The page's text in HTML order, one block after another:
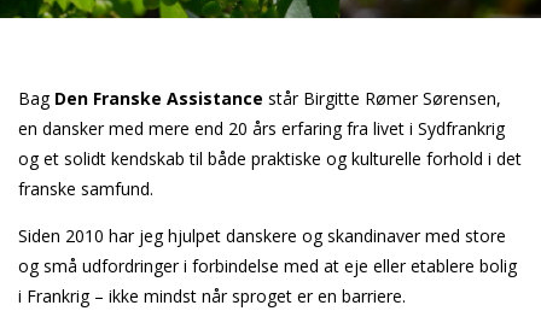
PRAKTISK ASSISTANCE
OVERSÆTTELSE OM OS
Bag Den Franske Assistance står Birgitte Rømer Sørensen,
en dansker med mere end 20 års erfaring fra livet i Sydfrankrig
og et solidt kendskab til både praktiske og kulturelle forhold i det
franske samfund.
Siden 2010 har jeg hjulpet danskere og skandinaver med store
og små udfordringer i forbindelse med at eje eller etablere bolig
i Frankrig – ikke mindst når sproget er en barriere.